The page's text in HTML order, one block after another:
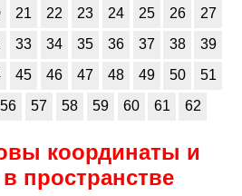
21 22 23 24 25 26
27
33 34 35 36 37 38
39
45 46 47 48 49 50
51
56 57 58 59 60 61 62
координаты и
пространстве